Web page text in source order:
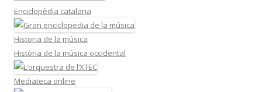
Enciclopèdia catalana
Historia de la música
Història de la música occidental
Mediateca online